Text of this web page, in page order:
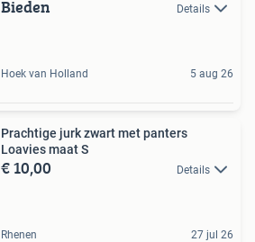
Bieden Details
Hoek van Holland 5 aug 26
Prachtige jurk zwart met panters
Loavies maat S
€ 10,00 Details
Rhenen 27 jul 26